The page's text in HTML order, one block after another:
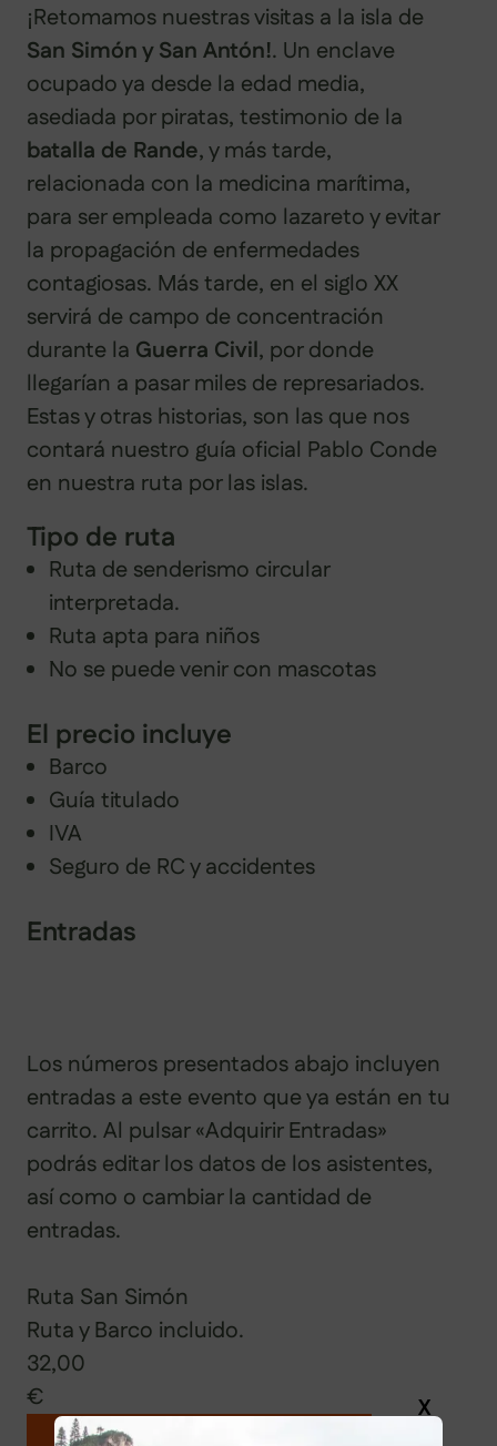
¡Retomamos nuestras visitas a la isla de
San Simón y San Antón!. Un enclave
ocupado ya desde la edad media,
asediada por piratas, testimonio de la
batalla de Rande, y más tarde,
relacionada con la medicina marítima,
para ser empleada como lazareto y evitar
la propagación de enfermedades
contagiosas. Más tarde, en el siglo XX
servirá de campo de concentración
durante la Guerra Civil, por donde
llegarían a pasar miles de represariados.
Estas y otras historias, son las que nos
contará nuestro guía oficial Pablo Conde
en nuestra ruta por las islas.
Tipo de ruta
Ruta de senderismo circular
interpretada.
Ruta apta para niños
No se puede venir con mascotas
El precio incluye
Barco
Guía titulado
IVA
Seguro de RC y accidentes
Entradas
Los números presentados abajo incluyen
entradas a este evento que ya están en tu
carrito. Al pulsar «Adquirir Entradas»
podrás editar los datos de los asistentes,
así como o cambiar la cantidad de
entradas.
Ruta San Simón
Ruta y Barco incluido.
32,00
€
X